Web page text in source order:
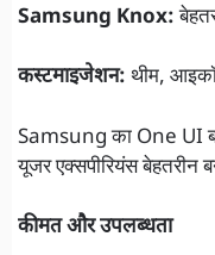
Samsung Knox:
कस्टमाइजेशन: थीम,
Samsung का One UI
यूजर एक्सपीरियंस बेहतरीन
कीमत और उपलब्धता